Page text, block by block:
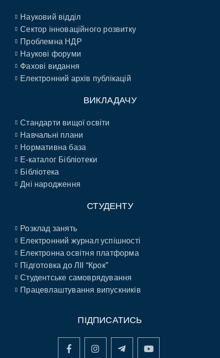
Науковий відділ
Сектор інноваційного розвитку
Проблемна НДР
Наукові форуми
Фахові видання
Електронний архів публікацій
ВИКЛАДАЧУ
Стандарти вищої освіти
Навчальні плани
Нормативна база
E-каталог Бібліотеки
Бібліотека
Дні народження
СТУДЕНТУ
Розклад занять
Електронний журнал успішності
Електронна освітня платформа
Підготовка до ЛІІ “Крок”
Студентське самоврядування
Працевлаштування випускників
ПІДПИСАТИСЬ